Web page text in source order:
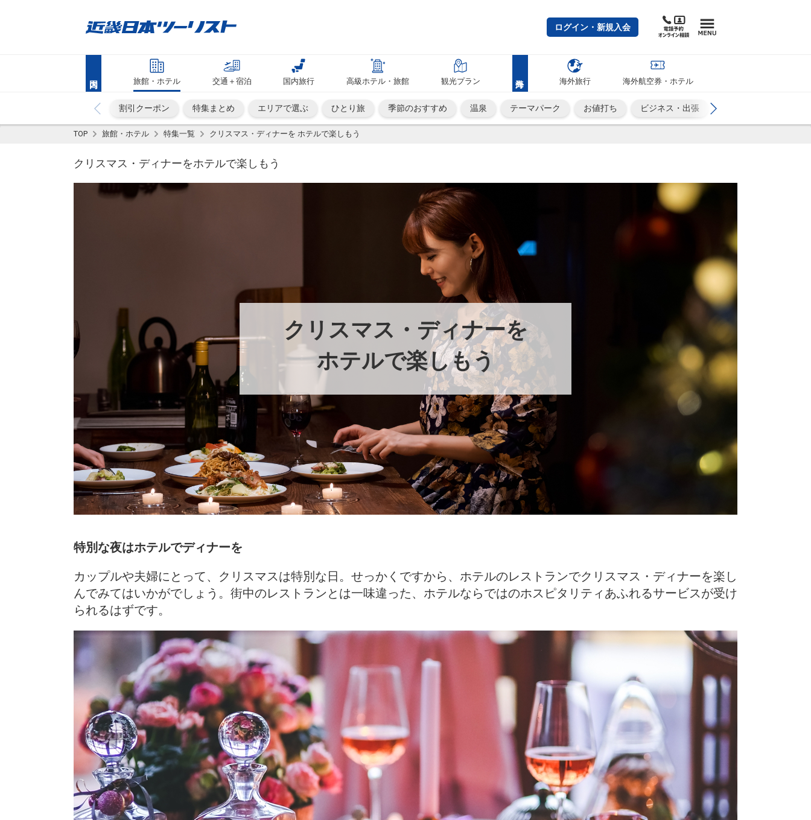
ログイン・新規入会
旅館・ホテル 交通＋宿泊 国内旅行 高級ホテル・旅館 観光プラン 海外旅行 海外航空券・ホテル
割引クーポン 特集まとめ エリアで選ぶ ひとり旅 季節のおすすめ 温泉 テーマパーク お値打ち ビジネス・出張
TOP 旅館・ホテル 特集一覧 クリスマス・ディナーを ホテルで楽しもう
クリスマス・ディナーをホテルで楽しもう
クリスマス・ディナーを
ホテルで楽しもう
特別な夜はホテルでディナーを
カップルや夫婦にとって、クリスマスは特別な日。せっかくですから、ホテルのレストランでクリスマス・ディナーを楽し
んでみてはいかがでしょう。街中のレストランとは一味違った、ホテルならではのホスピタリティあふれるサービスが受け
られるはずです。